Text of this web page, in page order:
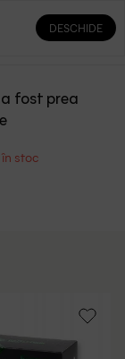
0 0
fost prea
stoc
DESCHIDE